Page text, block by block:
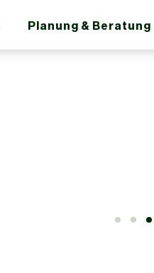
Planung & Beratung